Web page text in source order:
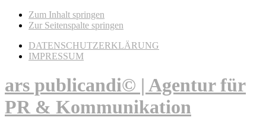
Zum Inhalt springen
Zur Seitenspalte springen
DATENSCHUTZERKLÄRUNG
IMPRESSUM
ars publicandi© | Agentur für
PR & Kommunikation